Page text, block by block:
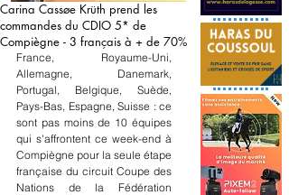
Carina Cassøe Krüth prend les
commandes du CDIO 5* de
Compiègne - 3 français à + de 70%
France, Royaume-Uni,
Allemagne, Danemark,
Portugal, Belgique, Suède,
Pays-Bas, Espagne, Suisse : ce
sont pas moins de 10 équipes
qui s'affrontent ce week-end à
Compiègne pour la seule étape
française du circuit Coupe des
Nations de la Fédération